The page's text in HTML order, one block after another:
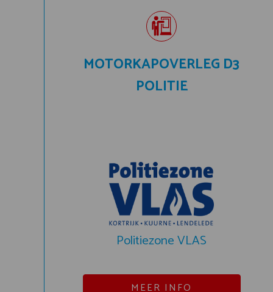
MOTORKAPOVERLEG D3
POLITIE
Politiezone VLAS
MEER INFO